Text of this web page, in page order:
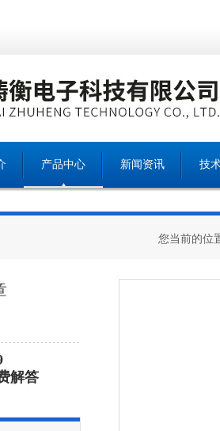
产品中心 新闻资讯 技
您当前的位
解答